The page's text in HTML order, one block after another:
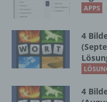
APPS
4
4
bezüglich
Interessen,
natürlichen